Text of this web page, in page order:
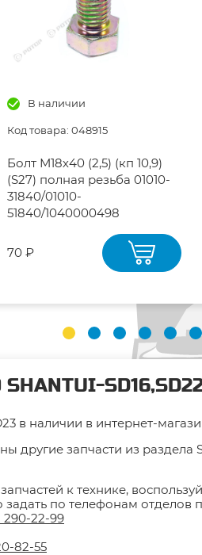
В наличии
Код товара: 048915
Болт М18х40 (2,5) (кп 10,9)
(S27) полная резьба 01010-
31840/01010-
51840/1040000498
70 ₽
в наличии в интернет-
другие запчасти из
к технике,
по телефонам отделов
290-22-99
82-55